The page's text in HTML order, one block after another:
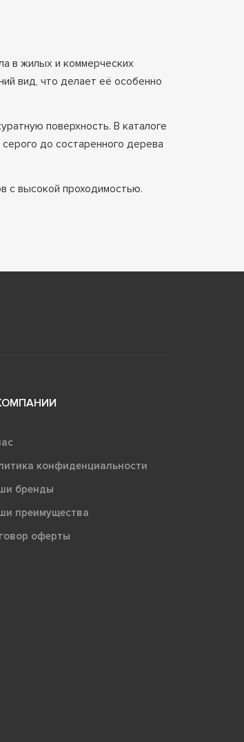
в жилых и коммерческих
вид, что делает её особенно
поверхность. В каталоге
до состаренного дерева
с высокой проходимостью.
конфиденциальности
бренды
преимущества
оферты